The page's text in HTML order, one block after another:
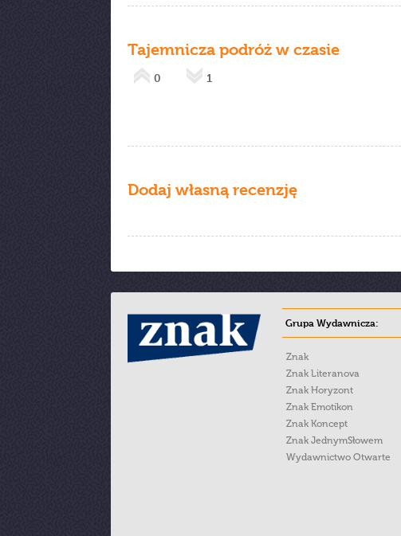
Tajemnicza podróż w czasie
0 1
Dodaj własną recenzję
Grupa Wydawnicza:
Znak
Znak Literanova
Znak Horyzont
Znak Emotikon
Znak Koncept
Znak JednymSłowem
Wydawnictwo Otwarte